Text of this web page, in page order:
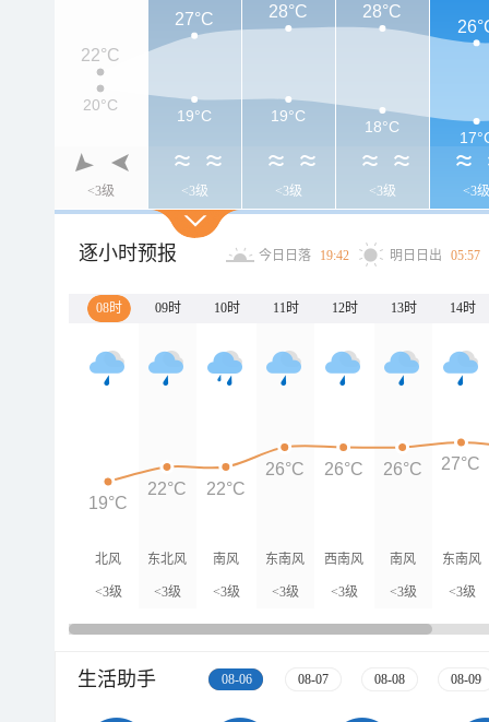
<3级 <3级 <3级 <3级 <3级
22°C
27°C 28°C 28°C
20°C
19°C 19°C
18°C
逐小时预报 今日日落 19:42 明日日出 05:57
08时 09时 10时 11时 12时 13时 14时
北风
<3级
东北风
<3级
南风
<3级
东南风
<3级
西南风
<3级
南风
<3级
东南风
<3级
19°C
22°C 22°C
26°C 26°C 26°C 27°C
生活助手 08-06 08-07 08-08 08-09